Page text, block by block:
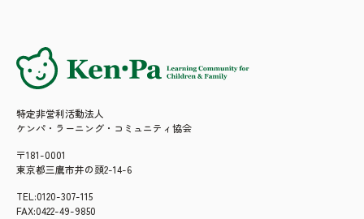
特定非営利活動法人
ケンパ・ラーニング・コミュニティ協会
〒181-0001
東京都三鷹市井の頭2-14-6
TEL:0120-307-115
FAX:0422-49-9850